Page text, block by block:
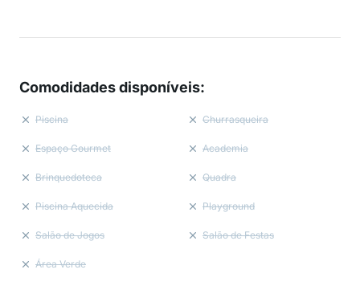
Comodidades disponíveis:
Piscina Churrasqueira
Espaço Gourmet Academia
Brinquedoteca Quadra
Piscina Aquecida Playground
Salão de Jogos Salão de Festas
Área Verde